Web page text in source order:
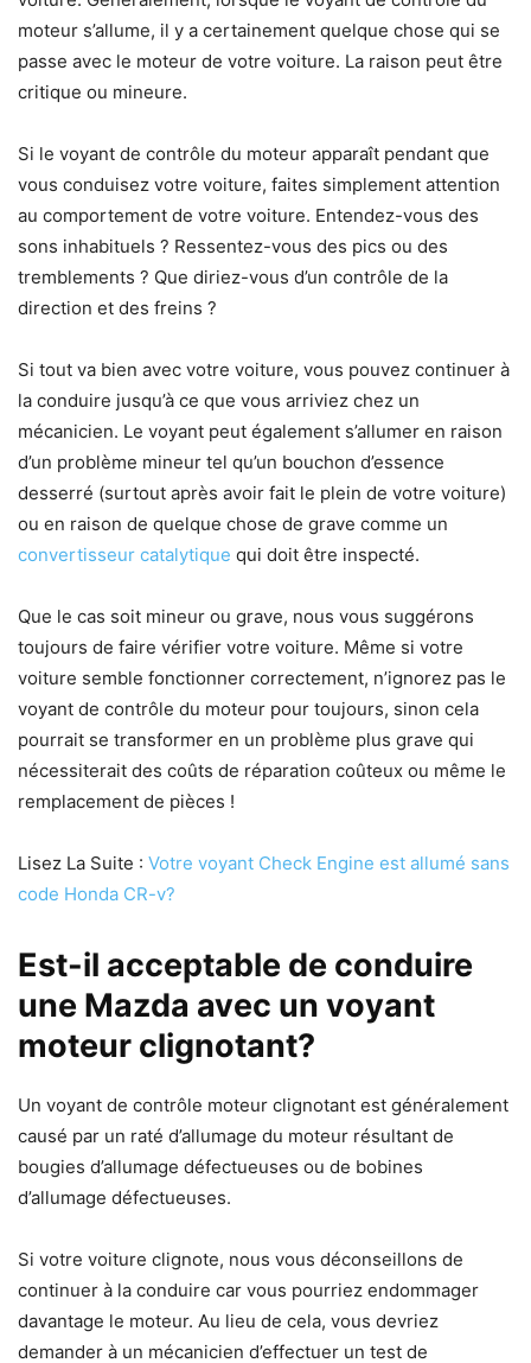
moteur s’allume, il y a certainement quelque chose qui se
passe avec le moteur de votre voiture. La raison peut être
critique ou mineure.
Si le voyant de contrôle du moteur apparaît pendant que
vous conduisez votre voiture, faites simplement attention
au comportement de votre voiture. Entendez-vous des
sons inhabituels ? Ressentez-vous des pics ou des
tremblements ? Que diriez-vous d’un contrôle de la
direction et des freins ?
Si tout va bien avec votre voiture, vous pouvez continuer à
la conduire jusqu’à ce que vous arriviez chez un
mécanicien. Le voyant peut également s’allumer en raison
d’un problème mineur tel qu’un bouchon d’essence
desserré (surtout après avoir fait le plein de votre voiture)
ou en raison de quelque chose de grave comme un
convertisseur catalytique qui doit être inspecté.
Que le cas soit mineur ou grave, nous vous suggérons
toujours de faire vérifier votre voiture. Même si votre
voiture semble fonctionner correctement, n’ignorez pas le
voyant de contrôle du moteur pour toujours, sinon cela
pourrait se transformer en un problème plus grave qui
nécessiterait des coûts de réparation coûteux ou même le
remplacement de pièces !
Lisez La Suite : Votre voyant Check Engine est allumé sans
code Honda CR-v?
Est-il acceptable de conduire
une Mazda avec un voyant
moteur clignotant?
Un voyant de contrôle moteur clignotant est généralement
causé par un raté d’allumage du moteur résultant de
bougies d’allumage défectueuses ou de bobines
d’allumage défectueuses.
Si votre voiture clignote, nous vous déconseillons de
continuer à la conduire car vous pourriez endommager
davantage le moteur. Au lieu de cela, vous devriez
demander à un mécanicien d’effectuer un test de